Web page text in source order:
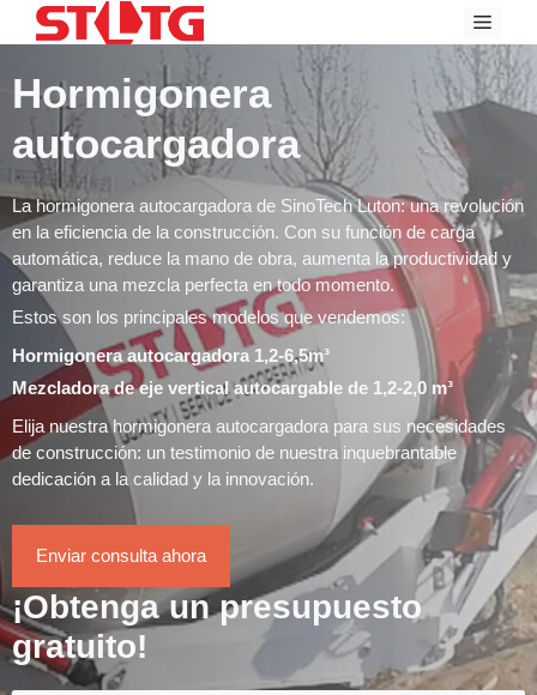
Menú
Hormigonera
autocargadora
La hormigonera autocargadora de SinoTech Luton: una revolución
en la eficiencia de la construcción. Con su función de carga
automática, reduce la mano de obra, aumenta la productividad y
garantiza una mezcla perfecta en todo momento.
Estos son los principales modelos que vendemos:
Hormigonera autocargadora 1,2-6,5m³
Mezcladora de eje vertical autocargable de 1,2-2,0 m³
Elija nuestra hormigonera autocargadora para sus necesidades
de construcción: un testimonio de nuestra inquebrantable
dedicación a la calidad y la innovación.
Enviar consulta ahora
¡Obtenga un presupuesto
gratuito!